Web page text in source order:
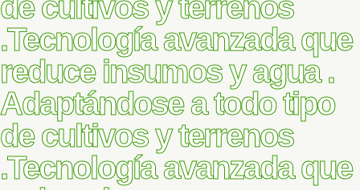
de cultivos y terrenos
.Tecnología avanzada que
reduce insumos y agua .
Adaptándose a todo tipo
de cultivos y terrenos
.Tecnología avanzada que